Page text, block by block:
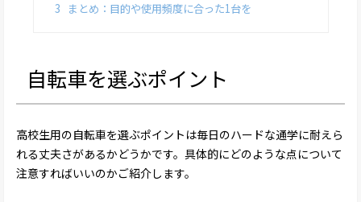
3
まとめ：目的や使用頻度に合った1台を
自転車を選ぶポイント
高校生用の自転車を選ぶポイントは毎日のハードな通学に耐えら
れる丈夫さがあるかどうかです。具体的にどのような点について
注意すればいいのかご紹介します。